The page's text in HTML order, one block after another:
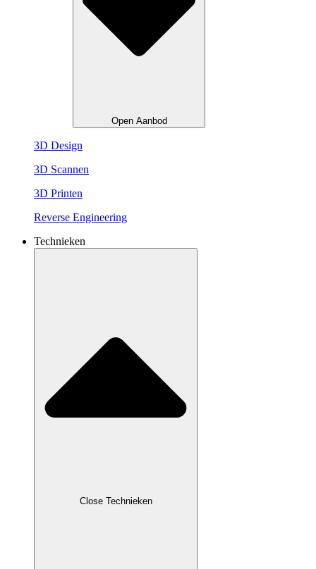
Open Aanbod
3D Design
3D Scannen
3D Printen
Reverse Engineering
Technieken
Close Technieken